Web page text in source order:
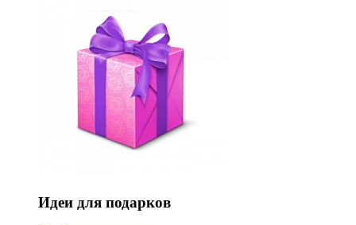
Идеи для подарков